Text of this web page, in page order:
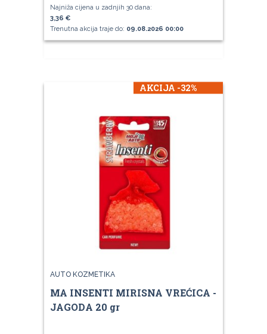
Najniža cijena u zadnjih 30 dana:
3,36 €
Trenutna akcija traje do: 09.08.2026 00:00
AKCIJA -32%
AUTO KOZMETIKA
MA INSENTI MIRISNA VREĆICA -
JAGODA 20 gr